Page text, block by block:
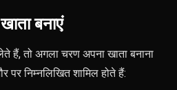
बनाएं
हैं, तो अगला चरण अपना खाता बनाना
पर निम्नलिखित शामिल होते हैं: